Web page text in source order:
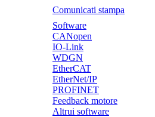
Comunicati stampa
Software
CANopen
IO-Link
WDGN
EtherCAT
EtherNet/IP
PROFINET
Feedback motore
Altrui software